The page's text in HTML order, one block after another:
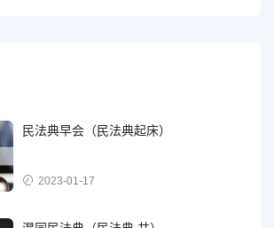
民法典早会（民法典起床）
2023-01-17